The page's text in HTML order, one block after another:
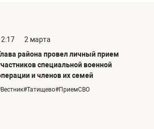
2 марта
района провел личный прием
специальной военной
и членов их семей